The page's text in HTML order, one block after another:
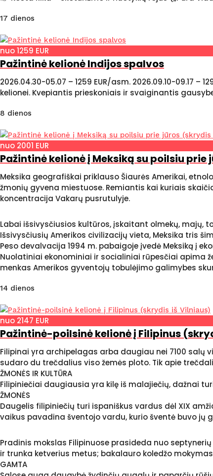
17 dienos
nuo 1259 EUR
Pažintinė kelionė Indijos spalvos
2026.04.30-05.07 – 1259 EUR/asm. 2026.09.10-09.17 –
kelionei. Kvepiantis prieskoniais ir svaiginantis
8 dienos
nuo 2001 EUR
Pažintinė kelionė į Meksiką su poilsiu prie
Meksika geografiškai priklauso Šiaurės Amerikai,
žmonių gyvena miestuose. Remiantis kai kuriais
koncentracija Vakarų pusrutulyje.
Labai išsivysčiusios kultūros, įskaitant olmekų, majų,
Išsivysčiusių Amerikos civilizacijų vieta, Meksika tris
Peso devalvacija 1994 m. pabaigoje įvedė Meksiką į
Nuolatiniai ekonominiai ir socialiniai rūpesčiai apima
menkas Amerikos gyventojų tobulėjimo galimybes
14 dienos
nuo 2147 EUR
Pažintinė-poilsinė kelionė į Filipinus
Filipinai yra archipelagas arba daugiau nei 7100 salų
sudaro du trečdalius viso žemės ploto. Tik apie
ŽMONĖS IR KULTŪRA
Filipiniečiai daugiausia yra kilę iš malajiečių, dažnai
ŽMONĖS
Daugelis filipiniečių turi ispaniškus vardus dėl XIX
vaikus pavadina šventojo vardu, kurio šventė buvo jų
Pradinis mokslas Filipinuose prasideda nuo
ir trunka ketverius metus; bakalauro koledžo
GAMTA